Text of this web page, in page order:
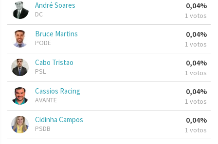
André Soares
DC
0,04%
1 votos
Bruce Martins
PODE
0,04%
1 votos
Cabo Tristao
PSL
0,04%
1 votos
Cassios Racing
AVANTE
0,04%
1 votos
Cidinha Campos
PSDB
0,04%
1 votos